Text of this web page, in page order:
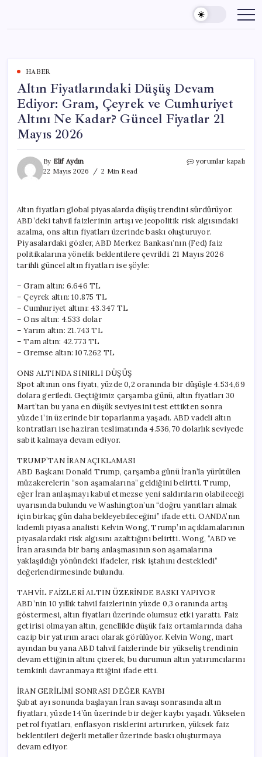
content
HABER
Altın Fiyatlarındaki Düşüş Devam
Ediyor: Gram, Çeyrek ve Cumhuriyet
Altını Ne Kadar? Güncel Fiyatlar 21
Mayıs 2026
By Elif Aydın
22 Mayıs 2026
2 Min Read
Altın
Gram,
Çeyrek
ve
Cumhuriyet
Altını
yorumlar kapalı
Altın fiyatları global piyasalarda düşüş trendini sürdürüyor.
ABD’deki tahvil faizlerinin artışı ve jeopolitik risk algısındaki
azalma, ons altın fiyatları üzerinde baskı oluşturuyor.
Piyasalardaki gözler, ABD Merkez Bankası’nın (Fed) faiz
politikalarına yönelik beklentilere çevrildi. 21 Mayıs 2026
tarihli güncel altın fiyatları ise şöyle:
– Gram altın: 6.646 TL
– Çeyrek altın: 10.875 TL
– Cumhuriyet altını: 43.347 TL
– Ons altın: 4.533 dolar
– Yarım altın: 21.743 TL
– Tam altın: 42.773 TL
– Gremse altın: 107.262 TL
ONS ALTINDA SINIRLI DÜŞÜŞ
Spot altının ons fiyatı, yüzde 0,2 oranında bir düşüşle 4.534,69
dolara geriledi. Geçtiğimiz çarşamba günü, altın fiyatları 30
Mart’tan bu yana en düşük seviyesini test ettikten sonra
yüzde 1’in üzerinde bir toparlanma yaşadı. ABD vadeli altın
kontratları ise haziran teslimatında 4.536,70 dolarlık seviyede
sabit kalmaya devam ediyor.
TRUMP’TAN İRAN AÇIKLAMASI
ABD Başkanı Donald Trump, çarşamba günü İran’la yürütülen
müzakerelerin “son aşamalarına” geldiğini belirtti. Trump,
eğer İran anlaşmayı kabul etmezse yeni saldırıların olabileceği
uyarısında bulundu ve Washington’un “doğru yanıtları almak
için birkaç gün daha bekleyebileceğini” ifade etti. OANDA’nın
kıdemli piyasa analisti Kelvin Wong, Trump’ın açıklamalarının
piyasalardaki risk algısını azalttığını belirtti. Wong, “ABD ve
İran arasında bir barış anlaşmasının son aşamalarına
yaklaşıldığı yönündeki ifadeler, risk iştahını destekledi”
değerlendirmesinde bulundu.
TAHVİL FAİZLERİ ALTIN ÜZERİNDE BASKI YAPIYOR
ABD’nin 10 yıllık tahvil faizlerinin yüzde 0,3 oranında artış
göstermesi, altın fiyatları üzerinde olumsuz etki yarattı. Faiz
getirisi olmayan altın, genellikle düşük faiz ortamlarında daha
cazip bir yatırım aracı olarak görülüyor. Kelvin Wong, mart
ayından bu yana ABD tahvil faizlerinde bir yükseliş trendinin
devam ettiğinin altını çizerek, bu durumun altın yatırımcılarını
temkinli davranmaya ittiğini ifade etti.
İRAN GERİLİMİ SONRASI DEĞER KAYBI
Şubat ayı sonunda başlayan İran savaşı sonrasında altın
fiyatları, yüzde 14’ün üzerinde bir değer kaybı yaşadı. Yükselen
petrol fiyatları, enflasyon risklerini artırırken, yüksek faiz
beklentileri değerli metaller üzerinde baskı oluşturmaya
devam ediyor.